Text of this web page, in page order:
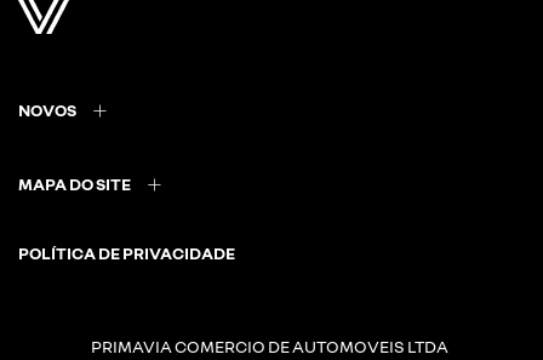
NOVOS
MAPA DO SITE
POLÍTICA DE PRIVACIDADE
PRIMAVIA COMERCIO DE AUTOMOVEIS LTDA